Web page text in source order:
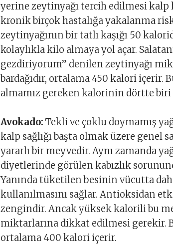
yerine zeytinyağı tercih edilmesi kalp
kronik birçok hastalığa yakalanma
zeytinyağının bir tatlı kaşığı 50
kolaylıkla kilo almaya yol açar.
gezdiriyorum” denilen zeytinyağı
bardağıdır, ortalama 450 kalori içerir.
almamız gereken kalorinin dörtte biri
Avokado: Tekli ve çoklu doymamış
kalp sağlığı başta olmak üzere genel
yararlı bir meyvedir. Aynı zamanda
diyetlerinde görülen kabızlık
Yanında tüketilen besinin vücutta
kullanılmasını sağlar. Antioksidan
zengindir. Ancak yüksek kalorili bu
miktarlarına dikkat edilmesi gerekir.
ortalama 400 kalori içerir.